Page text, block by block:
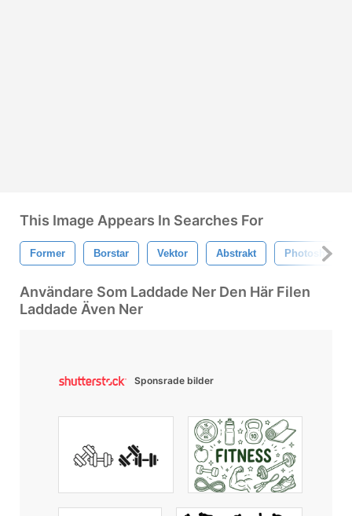
This Image Appears In Searches For
Former Borstar Vektor Abstrakt Photoshop
Användare Som Laddade Ner Den Här Filen
Laddade Även Ner
Sponsrade bilder